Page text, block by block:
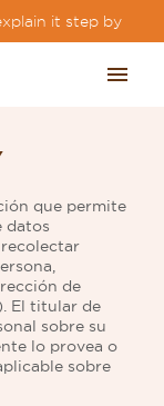
it step by
que permite
datos
de
El titular de
sobre su
lo provea o
sobre